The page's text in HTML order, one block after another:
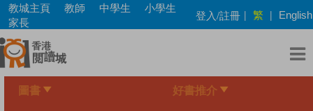
Skip
main
content
教城主頁 教師 中學生
小學生
家長
登入/註冊 | 繁 | English
圖書 好書推介